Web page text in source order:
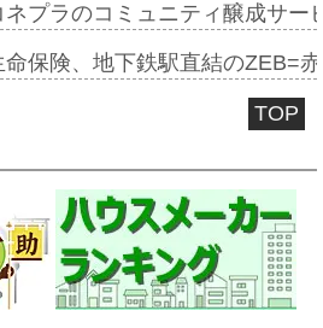
ネプラのコミュニティ醸成サ
命保険、地下鉄駅直結のZEB=
TOP